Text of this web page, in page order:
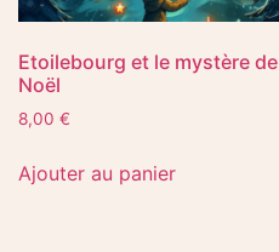
Etoilebourg et le mystère de
Noël
8,00 €
Ajouter au panier